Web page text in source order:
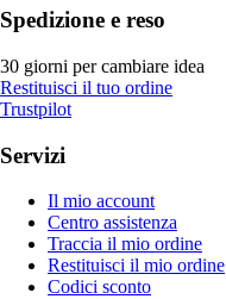
Spedizione e reso
30 giorni per cambiare idea
Restituisci il tuo ordine
Trustpilot
Servizi
Il mio account
Centro assistenza
Traccia il mio ordine
Restituisci il mio ordine
Codici sconto